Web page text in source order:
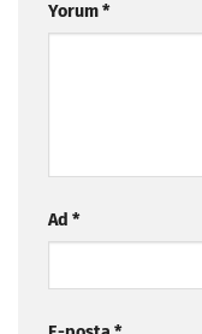
Yorum*
Ad *